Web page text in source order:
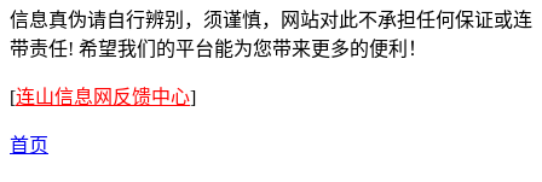
信息真伪请自行辨别，须谨慎，网站对此不承担任何保证或连
带责任! 希望我们的平台能为您带来更多的便利！
[连山信息网反馈中心]
首页